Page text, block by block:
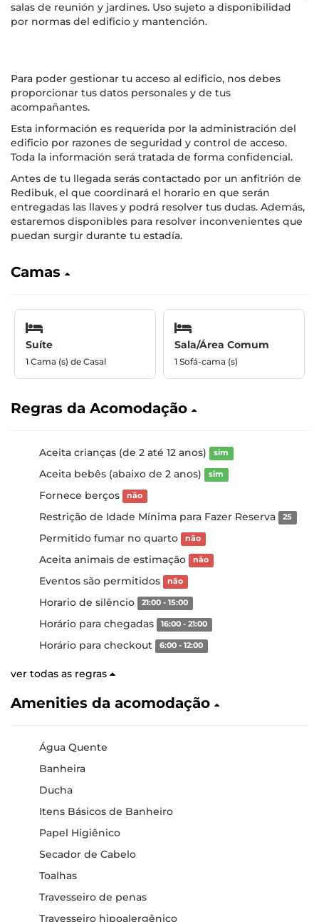
salas de reunión y jardines. Uso sujeto a disponibilidad
por normas del edificio y mantención.
Para poder gestionar tu acceso al edificio, nos debes
proporcionar tus datos personales y de tus
acompañantes.
Esta información es requerida por la administración del
edificio por razones de seguridad y control de acceso.
Toda la información será tratada de forma confidencial.
Antes de tu llegada serás contactado por un anfitrión de
Redibuk, el que coordinará el horario en que serán
entregadas las llaves y podrá resolver tus dudas. Además,
estaremos disponibles para resolver inconvenientes que
puedan surgir durante tu estadía.
Camas
Suíte
1 Cama (s) de Casal
Sala/Área Comum
1 Sofá-cama (s)
Regras da Acomodação
Aceita crianças (de 2 até 12 anos) sim
Aceita bebês (abaixo de 2 anos) sim
Fornece berços não
Restrição de Idade Mínima para Fazer Reserva 25
Permitido fumar no quarto não
Aceita animais de estimação não
Eventos são permitidos não
Horario de silêncio 21:00 - 15:00
Horário para chegadas 16:00 - 21:00
Horário para checkout 6:00 - 12:00
ver todas as regras
Amenities da acomodação
Água Quente
Banheira
Ducha
Itens Básicos de Banheiro
Papel Higiênico
Secador de Cabelo
Toalhas
Travesseiro de penas
Travesseiro hipoalergênico